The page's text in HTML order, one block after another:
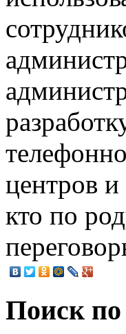
центров
кто по
Поиск по